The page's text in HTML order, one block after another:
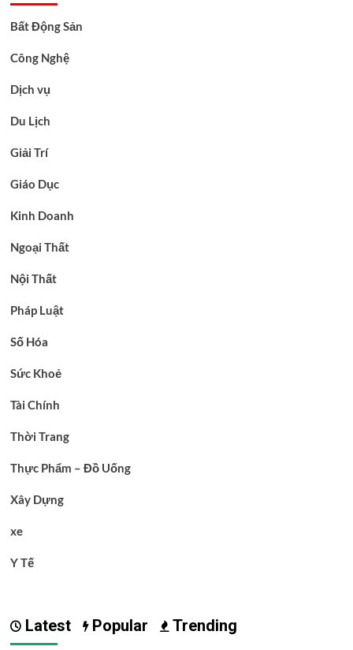
Bất Động Sản
Công Nghệ
Dịch vụ
Du Lịch
Giải Trí
Giáo Dục
Kinh Doanh
Ngoại Thất
Nội Thất
Pháp Luật
Số Hóa
Sức Khoẻ
Tài Chính
Thời Trang
Thực Phẩm – Đồ Uống
Xây Dựng
xe
Y Tế
Latest Popular Trending